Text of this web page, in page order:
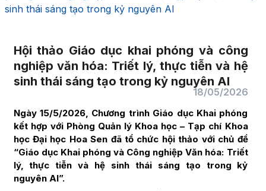
sinh thái sáng tạo trong kỷ nguyên AI
Hội thảo Giáo dục khai phóng và công
nghiệp văn hóa: Triết lý, thực tiễn và hệ
sinh thái sáng tạo trong kỷ nguyên AI
18/05/2026
Ngày 15/5/2026, Chương trình Giáo dục Khai phóng
kết hợp với Phòng Quản lý Khoa học – Tạp chí Khoa
học Đại học Hoa Sen đã tổ chức hội thảo với chủ đề
“Giáo dục Khai phóng và Công nghiệp Văn hóa: Triết
lý, thực tiễn và hệ sinh thái sáng tạo trong kỷ
nguyên AI”.